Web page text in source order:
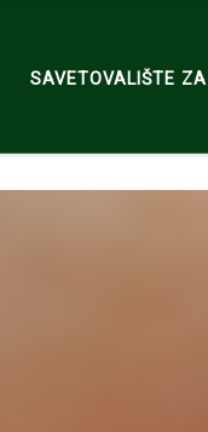
SAVETOVALIŠTE